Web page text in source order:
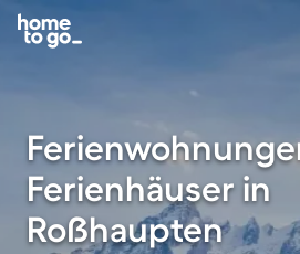
Ferienhäuser in
Roßhaupten